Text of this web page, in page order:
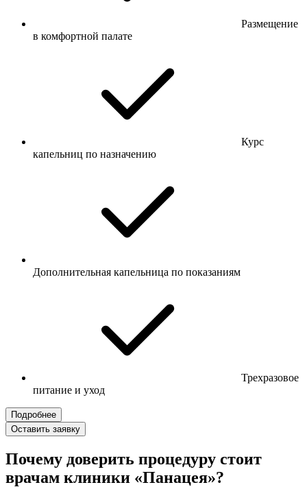
Размещение
в комфортной палате
Курс
капельниц по назначению
Дополнительная капельница по показаниям
Трехразовое
питание и уход
Подробнее
Оставить заявку
Почему доверить процедуру стоит
врачам клиники «Панацея»?